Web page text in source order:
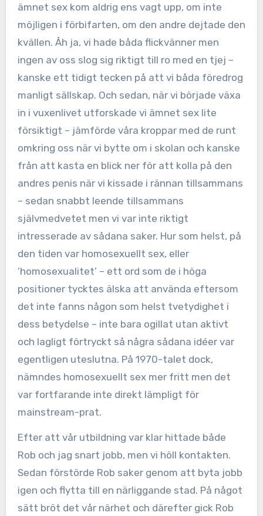
ämnet sex kom aldrig ens vagt upp, om inte
möjligen i förbifarten, om den andre dejtade den
kvällen. Åh ja, vi hade båda flickvänner men
ingen av oss slog sig riktigt till ro med en tjej –
kanske ett tidigt tecken på att vi båda föredrog
manligt sällskap. Och sedan, när vi började växa
in i vuxenlivet utforskade vi ämnet sex lite
försiktigt – jämförde våra kroppar med de runt
omkring oss när vi bytte om i skolan och kanske
från att kasta en blick ner för att kolla på den
andres penis när vi kissade i rännan tillsammans
– sedan snabbt leende tillsammans
självmedvetet men vi var inte riktigt
intresserade av sådana saker. Hur som helst, på
den tiden var homosexuellt sex, eller
’homosexualitet’ – ett ord som de i höga
positioner tycktes älska att använda eftersom
det inte fanns någon som helst tvetydighet i
dess betydelse – inte bara ogillat utan aktivt
och lagligt förtryckt så några sådana idéer var
egentligen uteslutna. På 1970-talet dock,
nämndes homosexuellt sex mer fritt men det
var fortfarande inte direkt lämpligt för
mainstream-prat.
Efter att vår utbildning var klar hittade både
Rob och jag snart jobb, men vi höll kontakten.
Sedan förstörde Rob saker genom att byta jobb
igen och flytta till en närliggande stad. På något
sätt bröt det vår närhet och därefter gick Rob